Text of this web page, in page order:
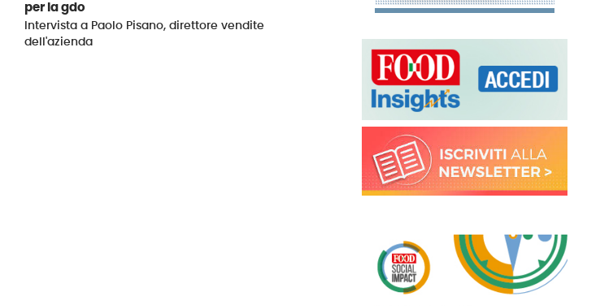
per la gdo
Intervista a Paolo Pisano, direttore vendite
dell'azienda